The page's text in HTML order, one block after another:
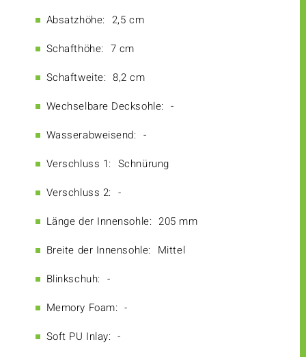
Absatzhöhe: 2,5 cm
Schafthöhe: 7 cm
Schaftweite: 8,2 cm
Wechselbare Decksohle: -
Wasserabweisend: -
Verschluss 1: Schnürung
Verschluss 2: -
Länge der Innensohle: 205 mm
Breite der Innensohle: Mittel
Blinkschuh: -
Memory Foam: -
Soft PU Inlay: -